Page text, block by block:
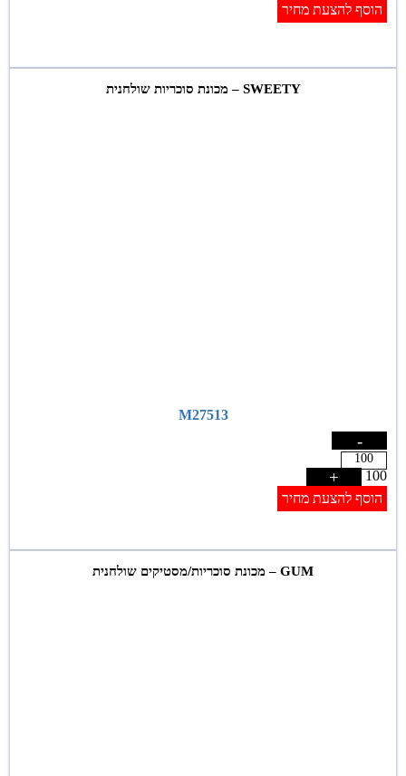
הוסף להצעת מחיר
SWEETY – מכונת סוכריות שולחנית
M27513
-
100
+
הוסף להצעת מחיר
GUM – מכונת סוכריות/מסטיקים שולחנית